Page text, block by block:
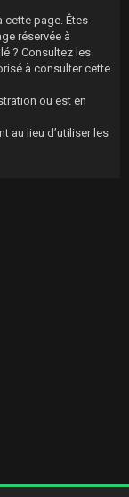
cette page. Êtes-
réservée à
? Consultez les
à consulter cette
ou est en
au lieu d’utiliser les